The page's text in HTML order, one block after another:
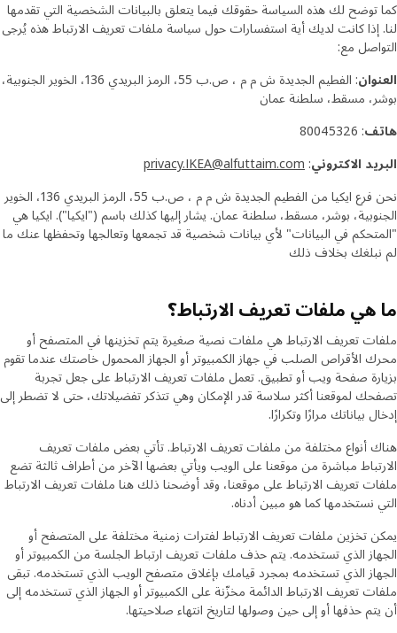
كما توضح لك هذه السياسة حقوقك فيما يتعلق بالبيانات الشخصية التي تقدمها
لنا. إذا كانت لديك أية استفسارات حول سياسة ملفات تعريف الارتباط هذه يُرجى
التواصل مع:
العنوان
: الفطيم الجديدة ش م م ، ص.ب 55، الرمز البريدي 136، الخوير الجنوبية،
بوشر، مسقط، سلطنة عمان
هاتف: 80045326
البريد الاكتروني:
privacy.IKEA@alfuttaim.com
نحن فرع ايكيا من الفطيم الجديدة ش م م ، ص.ب 55، الرمز البريدي 136، الخوير
الجنوبية، بوشر، مسقط، سلطنة عمان. يشار إليها كذلك باسم ("ايكيا"). ايكيا هي
"المتحكم في البيانات" لأي بيانات شخصية قد تجمعها وتعالجها وتحفظها عنك ما
لم نبلغك بخلاف ذلك
ما هي ملفات تعريف الارتباط؟
ملفات تعريف الارتباط هي ملفات نصية صغيرة يتم تخزينها في المتصفح أو
محرك الأقراص الصلب في جهاز الكمبيوتر أو الجهاز المحمول خاصتك عندما تقوم
بزيارة صفحة ويب أو تطبيق. تعمل ملفات تعريف الارتباط على جعل تجربة
تصفحك لموقعنا أكثر سلاسة قدر الإمكان وهي تتذكر تفضيلاتك، حتى لا تضطر إلى
إدخال بياناتك مرارًا وتكرارًا.
هناك أنواع مختلفة من ملفات تعريف الارتباط. تأتي بعض ملفات تعريف
الارتباط مباشرة من موقعنا على الويب ويأتي بعضها الآخر من أطراف ثالثة تضع
ملفات تعريف الارتباط على موقعنا، وقد أوضحنا ذلك هنا ملفات تعريف الارتباط
التي نستخدمها كما هو مبين أدناه.
يمكن تخزين ملفات تعريف الارتباط لفترات زمنية مختلفة على المتصفح أو
الجهاز الذي تستخدمه. يتم حذف ملفات تعريف ارتباط الجلسة من الكمبيوتر أو
الجهاز الذي تستخدمه بمجرد قيامك بإغلاق متصفح الويب الذي تستخدمه. تبقى
ملفات تعريف الارتباط الدائمة مخزّنة على الكمبيوتر أو الجهاز الذي تستخدمه إلى
أن يتم حذفها أو إلى حين وصولها لتاريخ انتهاء صلاحيتها.